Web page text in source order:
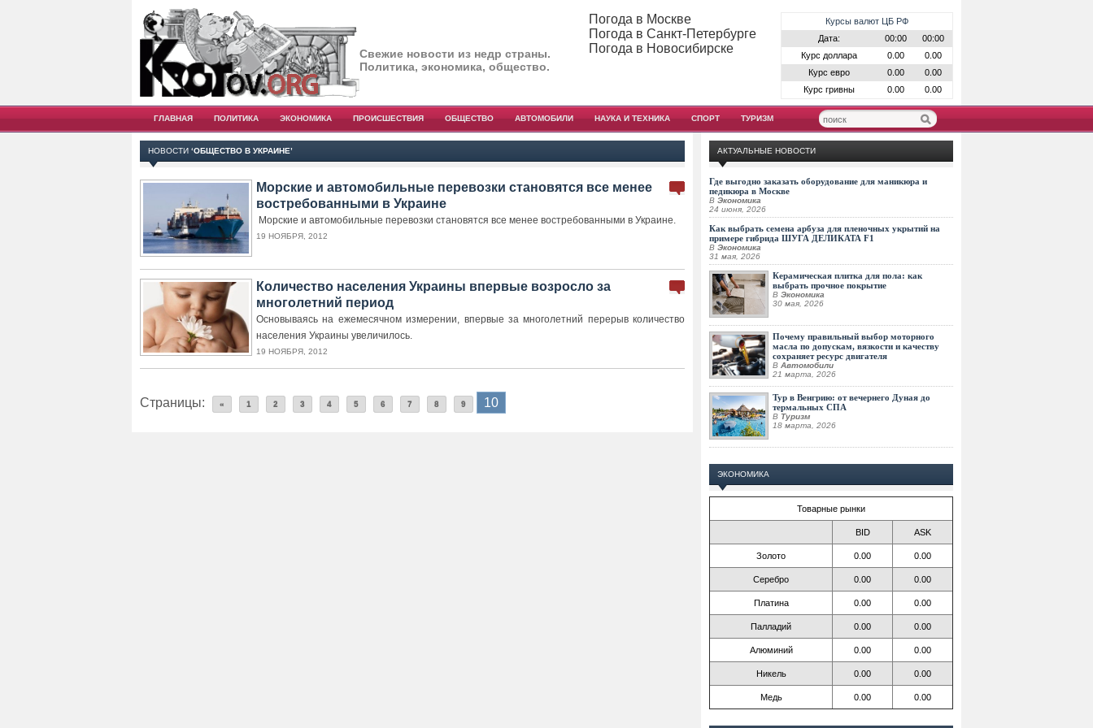
Свежие новости из недр страны.
Политика, экономика, общество.
Курсы валют ЦБ РФ
Дата:
00:00
00:00
Курс доллара
0.00
0.00
Курс евро
0.00
0.00
Курс гривны
0.00 0.00
Погода в Москве
Погода в Санкт-Петербурге
Погода в Новосибирске
ГЛАВНАЯ ПОЛИТИКА ЭКОНОМИКА ПРОИСШЕСТВИЯ ОБЩЕСТВО АВТОМОБИЛИ НАУКА И ТЕХНИКА СПОРТ ТУРИЗМ
НОВОСТИ ‘ОБЩЕСТВО В УКРАИНЕ’
Морские и автомобильные перевозки становятся все менее
востребованными в Украине
Морские и автомобильные перевозки становятся все менее востребованными в Украине.
19 НОЯБРЯ, 2012
Количество населения Украины впервые возросло за
многолетний период
Основываясь на ежемесячном измерении, впервые за многолетний перерыв количество
населения Украины увеличилось.
19 НОЯБРЯ, 2012
Страницы: « 1 2 3 4 5 6 7 8 9 10
АКТУАЛЬНЫЕ НОВОСТИ
Где выгодно заказать оборудование для маникюра и
педикюра в Москве
В Экономика
24 июня, 2026
Как выбрать семена арбуза для пленочных укрытий на
примере гибрида ШУГА ДЕЛИКАТА F1
В Экономика
31 мая, 2026
Керамическая плитка для пола: как
выбрать прочное покрытие
В Экономика
30 мая, 2026
Почему правильный выбор моторного
масла по допускам, вязкости и качеству
сохраняет ресурс двигателя
В Автомобили
21 марта, 2026
Тур в Венгрию: от вечернего Дуная до
термальных СПА
В Туризм
18 марта, 2026
ЭКОНОМИКА
Товарные рынки
BID ASK
Золото 0.00 0.00
Серебро 0.00 0.00
Платина 0.00 0.00
Палладий 0.00 0.00
Алюминий 0.00 0.00
Никель 0.00 0.00
Медь 0.00 0.00